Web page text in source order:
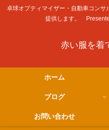
卓球オプティマイザー・自動車コン
提供します。
赤い服を着
ホーム
ブログ
お問い合わせ